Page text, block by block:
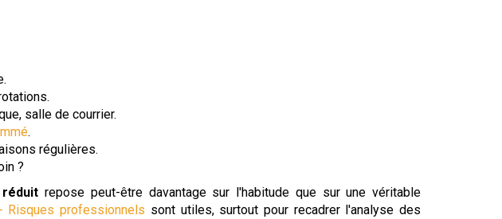
salle de courrier.
.
régulières.
?
repose peut-être davantage sur l'habitude que sur une véritable
Risques professionnels sont utiles, surtout pour recadrer l'analyse des